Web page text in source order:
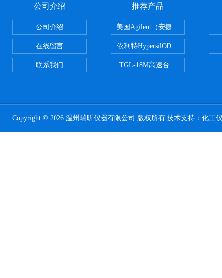
公司介绍
公司介绍
在线留言
联系我们
推荐产品
美国Agilent（安捷伦） PLOT色谱
依利特HypersilODS2/C18/C8/
TGL-18M高速台式冷冻离心机
Copyright © 2026 温州瑞昕仪器有限公司 版权所有 技术支持： 化工